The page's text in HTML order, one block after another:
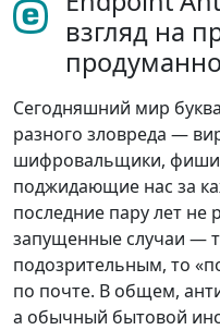
взгляд на
Сегодняшний мир
разного зловреда —
шифровальщики,
поджидающие нас за
последние пару лет не
запущенные случаи —
подозрительным, то
по почте. В общем,
а обычный бытовой